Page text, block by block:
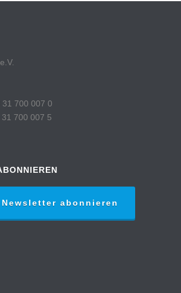
31 700 007 0
700 007 5
Newsletter abonnieren